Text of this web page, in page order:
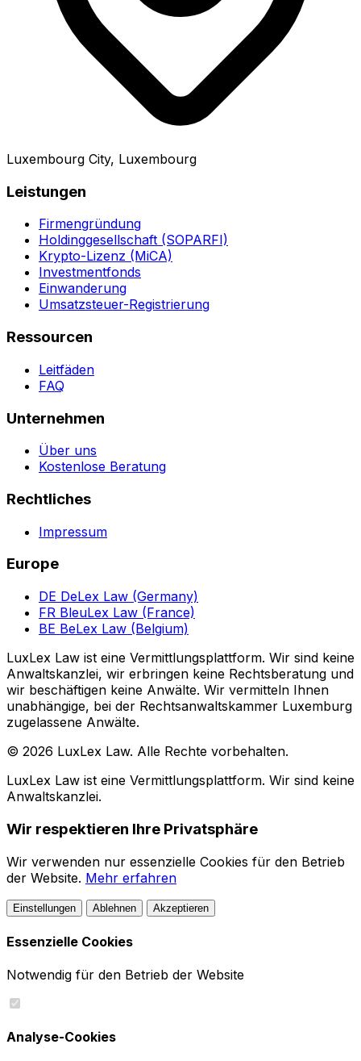
Luxembourg City, Luxembourg
Leistungen
Firmengründung
Holdinggesellschaft (SOPARFI)
Krypto-Lizenz (MiCA)
Investmentfonds
Einwanderung
Umsatzsteuer-Registrierung
Ressourcen
Leitfäden
FAQ
Unternehmen
Über uns
Kostenlose Beratung
Rechtliches
Impressum
Europe
DE DeLex Law (Germany)
FR BleuLex Law (France)
BE BeLex Law (Belgium)
LuxLex Law ist eine Vermittlungsplattform. Wir sind keine
Anwaltskanzlei, wir erbringen keine Rechtsberatung und
wir beschäftigen keine Anwälte. Wir vermitteln Ihnen
unabhängige, bei der Rechtsanwaltskammer Luxemburg
zugelassene Anwälte.
© 2026 LuxLex Law. Alle Rechte vorbehalten.
LuxLex Law ist eine Vermittlungsplattform. Wir sind keine
Anwaltskanzlei.
Wir respektieren Ihre Privatsphäre
Wir verwenden nur essenzielle Cookies für den Betrieb
der Website. Mehr erfahren
Einstellungen Ablehnen Akzeptieren
Essenzielle Cookies
Notwendig für den Betrieb der Website
Analyse-Cookies